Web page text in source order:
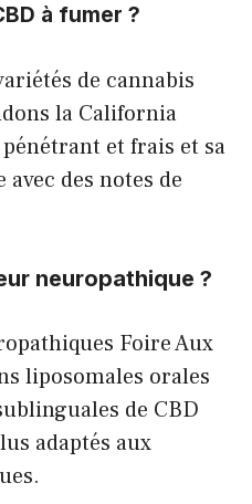
à fumer ?
de cannabis
la California
et frais et sa
avec des notes de
neuropathique ?
Foire Aux
liposomales orales
de CBD
adaptés aux